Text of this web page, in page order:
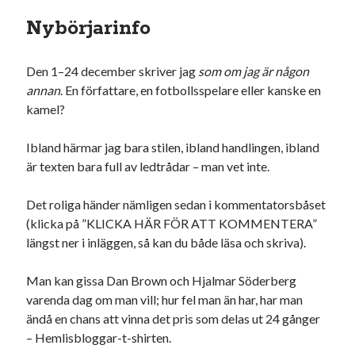
18 19 20 21 22
« okt dec »
Kategorier
Etiketter
Nybörjarinfo
Den 1–24 december skriver jag som om jag är någon
annan. En författare, en fotbollsspelare eller kanske en
kamel?
Ibland härmar jag bara stilen, ibland handlingen, ibland
är texten bara full av ledtrådar – man vet inte.
Det roliga händer nämligen sedan i kommentatorsbåset
(klicka på ”KLICKA HÄR FÖR ATT KOMMENTERA”
längst ner i inläggen, så kan du både läsa och skriva).
Man kan gissa Dan Brown och Hjalmar Söderberg
varenda dag om man vill; hur fel man än har, har man
ändå en chans att vinna det pris som delas ut 24 gånger
– Hemlisbloggar-t-shirten.